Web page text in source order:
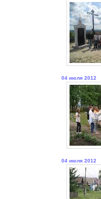
04 июля 2012
04 июля 2012